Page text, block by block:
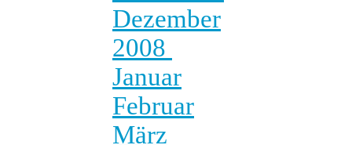
Dezember
2008
Januar
Februar
März